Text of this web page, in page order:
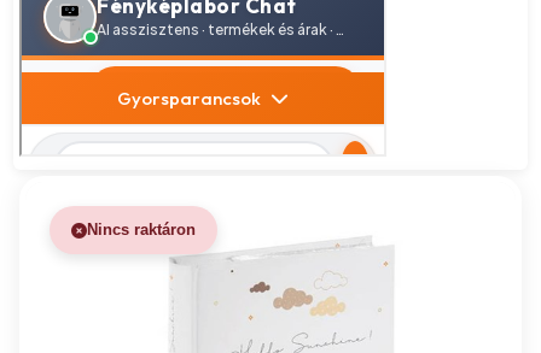
Nincs raktáron